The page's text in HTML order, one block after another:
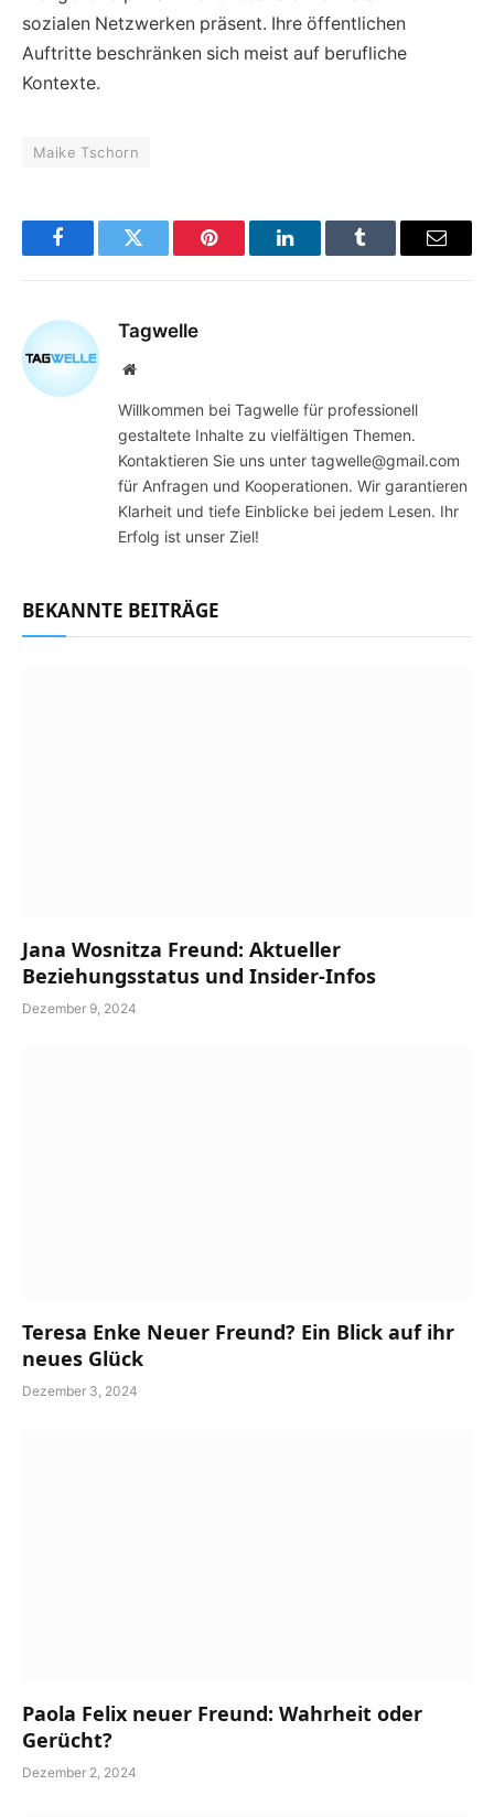
sozialen Netzwerken präsent. Ihre öffentlichen
Auftritte beschränken sich meist auf berufliche
Kontexte.
Maike Tschorn
FacebookTwitter Pinterest LinkedInTumblr Email
Tagwelle
Website
Willkommen bei Tagwelle für professionell
gestaltete Inhalte zu vielfältigen Themen.
Kontaktieren Sie uns unter tagwelle@gmail.com
für Anfragen und Kooperationen. Wir garantieren
Klarheit und tiefe Einblicke bei jedem Lesen. Ihr
Erfolg ist unser Ziel!
BEKANNTE BEITRÄGE
Jana Wosnitza Freund: Aktueller
Beziehungsstatus und Insider-Infos
Dezember 9, 2024
Teresa Enke Neuer Freund? Ein Blick auf ihr
neues Glück
Dezember 3, 2024
Paola Felix neuer Freund: Wahrheit oder
Gerücht?
Dezember 2, 2024